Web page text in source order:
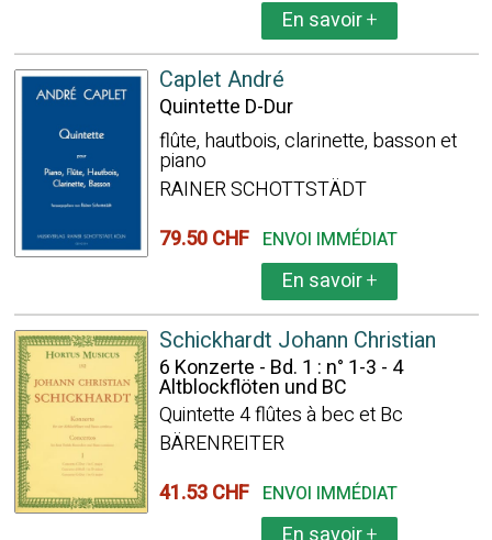
En savoir+
Caplet André
Quintette D-Dur
flûte, hautbois, clarinette, basson et
piano
RAINER SCHOTTSTÄDT
79.50 CHF ENVOI IMMÉDIAT
En savoir+
Schickhardt Johann Christian
6 Konzerte - Bd. 1 : n° 1-3 - 4
Altblockflöten und BC
Quintette 4 flûtes à bec et Bc
BÄRENREITER
41.53 CHF ENVOI IMMÉDIAT